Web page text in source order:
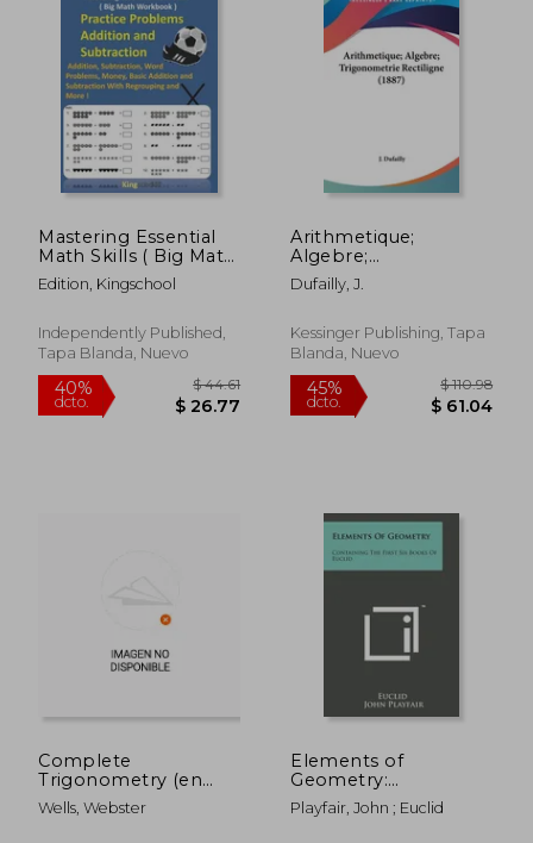
45%
dcto. $ 40.19
45%
dcto.
dcto.
Mastering Essential
Math Skills ( Big Math
Workbook ) - Practice
Problems Addition
Addition, Subtraction,
Word Problems,
Inglés)
Edition, Kingschool
Independently Published,
Tapa Blanda, Nuevo
Arithmetique;
Algebre;
Trigonometrie
Rectiligne (1887) (en
Dufailly, J.
Kessinger Publishing, Tapa
Blanda, Nuevo
Complete
Trigonometry (en
Inglés)
Wells, Webster
Elements of
Geometry:
Containing the First
Six Books of Euclid
Playfair, John ; Euclid